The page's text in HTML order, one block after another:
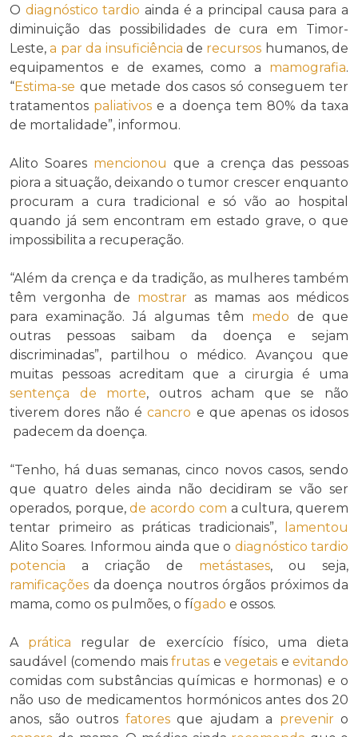
O diagnóstico tardio ainda é a principal causa para a
diminuição das possibilidades de cura em Timor-
Leste,a par da insuficiência de recursos humanos, de
equipamentos e de exames, como a mamografia.
“Estima-se que metade dos casos só conseguem ter
tratamentos paliativos e a doença tem 80% da taxa
de mortalidade”, informou.
Alito Soares mencionou que a crença das pessoas
piora a situação, deixando o tumor crescer enquanto
procuram a cura tradicional e só vão ao hospital
quando já sem encontram em estado grave, o que
impossibilita a recuperação.
“Além da crença e da tradição, as mulheres também
têm vergonha de mostraras mamas aos médicos
para examinação. Já algumas têm medo de que
outras pessoas saibam da doença e sejam
discriminadas”, partilhou o médico. Avançou que
muitas pessoas acreditam que a cirurgia é uma
sentença de morte, outros acham que se não
tiverem dores não écancro e que apenas os idosos
padecem da doença.
“Tenho, há duas semanas, cinco novos casos, sendo
que quatro deles ainda não decidiram se vão ser
operados, porque,de acordo com a cultura, querem
tentar primeiro as práticas tradicionais”,
lamentou
Alito Soares. Informou ainda que o diagnóstico tardio
potencia a criação de metástases, ou seja,
ramificações da doença noutros órgãos próximos da
mama, como os pulmões, o fígado e ossos.
A prática regular de exercício físico, uma dieta
saudável (comendo maisfrutas evegetais eevitando
comidas com substâncias químicas e hormonas) e o
não uso de medicamentos hormónicos antes dos 20
anos, são outros fatoresque ajudam a preveniro